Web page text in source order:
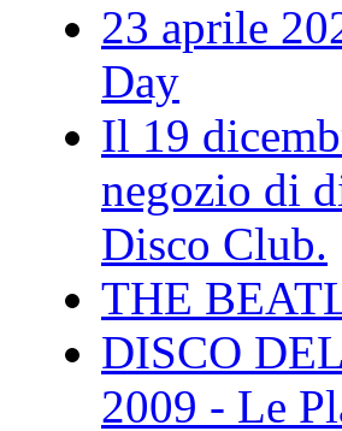
23 aprile
Day
Il 19
negozio di
Disco Club.
THE
DISCO
2009 - Le